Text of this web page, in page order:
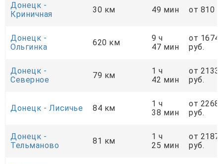
Донецк -
Криничная
30 км 49 мин от 810
Донецк -
Ольгинка
620 км
9 ч
47 мин
от
руб.
Донецк -
Cеверное
79 км
1 ч
42 мин
от 2133
руб.
Донецк - Лисичье 84 км
1 ч
38 мин
от 2268
руб.
Донецк -
Тельманово
81 км
1 ч
25 мин
от 2187
руб.